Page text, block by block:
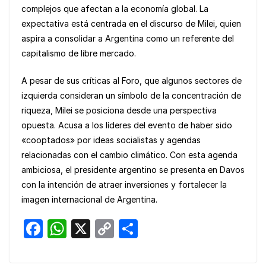
complejos que afectan a la economía global. La
expectativa está centrada en el discurso de Milei, quien
aspira a consolidar a Argentina como un referente del
capitalismo de libre mercado.
A pesar de sus críticas al Foro, que algunos sectores de
izquierda consideran un símbolo de la concentración de
riqueza, Milei se posiciona desde una perspectiva
opuesta. Acusa a los líderes del evento de haber sido
«cooptados» por ideas socialistas y agendas
relacionadas con el cambio climático. Con esta agenda
ambiciosa, el presidente argentino se presenta en Davos
con la intención de atraer inversiones y fortalecer la
imagen internacional de Argentina.
F
W X
C